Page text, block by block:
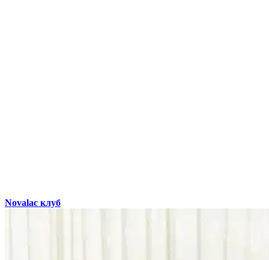
Novalac клуб